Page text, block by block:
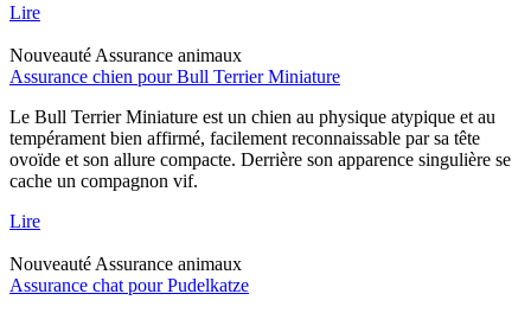
Lire
Nouveauté Assurance animaux
Assurance chien pour Bull Terrier Miniature
Le Bull Terrier Miniature est un chien au physique atypique et au
tempérament bien affirmé, facilement reconnaissable par sa tête
ovoïde et son allure compacte. Derrière son apparence singulière se
cache un compagnon vif.
Lire
Nouveauté Assurance animaux
Assurance chat pour Pudelkatze